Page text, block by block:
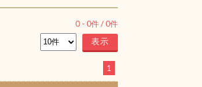
0 - 0件 /0件
1